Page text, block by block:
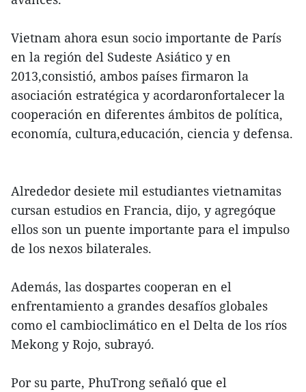
Vietnam ahora esun socio importante de París
en la región del Sudeste Asiático y en
2013,consistió, ambos países firmaron la
asociación estratégica y acordaronfortalecer la
cooperación en diferentes ámbitos de política,
economía, cultura,educación, ciencia y defensa.
Alrededor desiete mil estudiantes vietnamitas
cursan estudios en Francia, dijo, y agregóque
ellos son un puente importante para el impulso
de los nexos bilaterales.
Además, las dospartes cooperan en el
enfrentamiento a grandes desafíos globales
como el cambioclimático en el Delta de los ríos
Mekong y Rojo, subrayó.
Por su parte, PhuTrong señaló que el